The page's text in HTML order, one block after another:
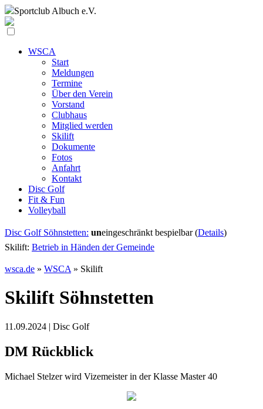
Sportclub Albuch e.V.
WSCA
Start
Meldungen
Termine
Über den Verein
Vorstand
Clubhaus
Mitglied werden
Skilift
Dokumente
Fotos
Anfahrt
Kontakt
Disc Golf
Fit & Fun
Volleyball
Disc Golf Söhnstetten: uneingeschränkt bespielbar (Details)
Skilift: Betrieb in Händen der Gemeinde
wsca.de » WSCA » Skilift
Skilift Söhnstetten
11.09.2024 | Disc Golf
DM Rückblick
Michael Stelzer wird Vizemeister in der Klasse Master 40